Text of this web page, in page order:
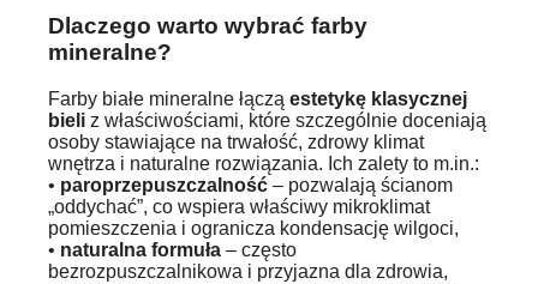
Dlaczego warto wybrać farby
mineralne?
Farby białe mineralne łączą estetykę klasycznej
bieli z właściwościami, które szczególnie doceniają
osoby stawiające na trwałość, zdrowy klimat
wnętrza i naturalne rozwiązania. Ich zalety to m.in.:
• paroprzepuszczalność – pozwalają ścianom
„oddychać”, co wspiera właściwy mikroklimat
pomieszczenia i ogranicza kondensację wilgoci,
• naturalna formuła – często
bezrozpuszczalnikowa i przyjazna dla zdrowia,